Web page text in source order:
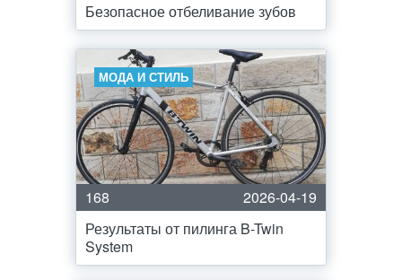
Безопасное отбеливание зубов
МОДА И СТИЛЬ
168
2026-04-19
Результаты от пилинга B-Twin
System